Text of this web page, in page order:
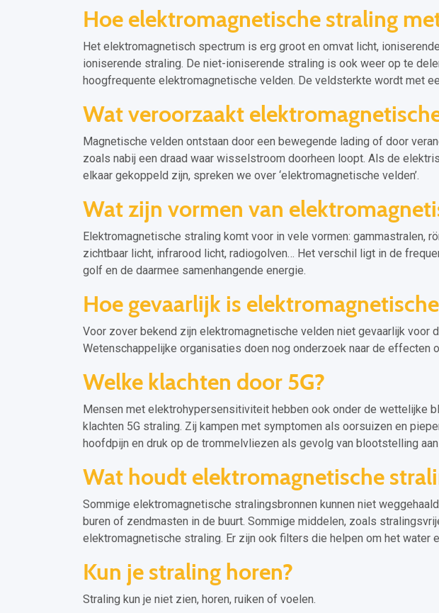
Hoe elektromagnetische straling
Het elektromagnetisch spectrum is erg groot en omvat licht,
ioniserende straling. De niet-ioniserende straling is ook weer op te
hoogfrequente elektromagnetische velden. De veldsterkte wordt met
Wat veroorzaakt
Magnetische velden ontstaan door een bewegende lading of door
zoals nabij een draad waar wisselstroom doorheen loopt. Als de
elkaar gekoppeld zijn, spreken we over ‘elektromagnetische velden’.
Wat zijn vormen van
Elektromagnetische straling komt voor in vele vormen: gammastralen,
zichtbaar licht, infrarood licht, radiogolven… Het verschil ligt in de
golf en de daarmee samenhangende energie.
Hoe gevaarlijk is
Voor zover bekend zijn elektromagnetische velden niet gevaarlijk voor
Wetenschappelijke organisaties doen nog onderzoek naar de effecten
Welke klachten door 5G?
Mensen met elektrohypersensitiviteit hebben ook onder de wettelijke
klachten 5G straling. Zij kampen met symptomen als oorsuizen en
hoofdpijn en druk op de trommelvliezen als gevolg van blootstelling
Wat houdt elektromagnetische
Sommige elektromagnetische stralingsbronnen kunnen niet
buren of zendmasten in de buurt. Sommige middelen, zoals
elektromagnetische straling. Er zijn ook filters die helpen om het water
Kun je straling horen?
Straling kun je niet zien, horen, ruiken of voelen.